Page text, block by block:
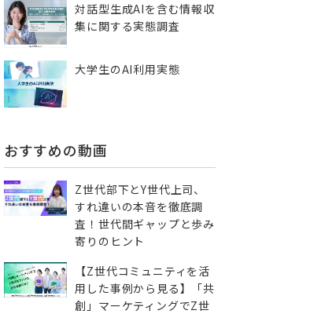
対話型生成AIを含む情報収
集に​関する実態調査
大学生のAI利用実態
おすすめの動画
Z世代部下とY世代上司、
すれ違いの本音を徹底調
査！世代間ギャップと歩み
寄りのヒント
【Z世代コミュニティを活
用した事例から見る】「共
創」マーケティングでZ世